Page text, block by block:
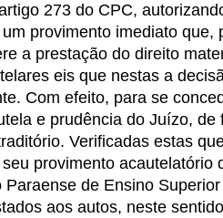
273 do CPC,
provimento imediato que,
a prestação do direito
eis que nestas a
Com efeito, para se
e prudência do Juízo, de
Verificadas estas
provimento acautelatório
de Ensino
aos autos, neste